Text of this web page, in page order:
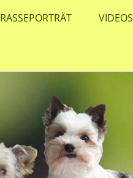
RASSEPORTRÄT VIDEOS